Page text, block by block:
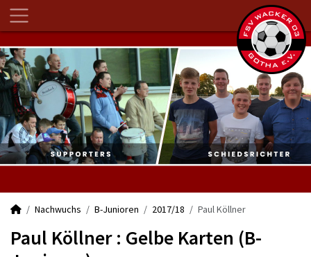
Nachwuchs B-Junioren 2017/18 Paul Köllner
Paul Köllner : Gelbe Karten (B-